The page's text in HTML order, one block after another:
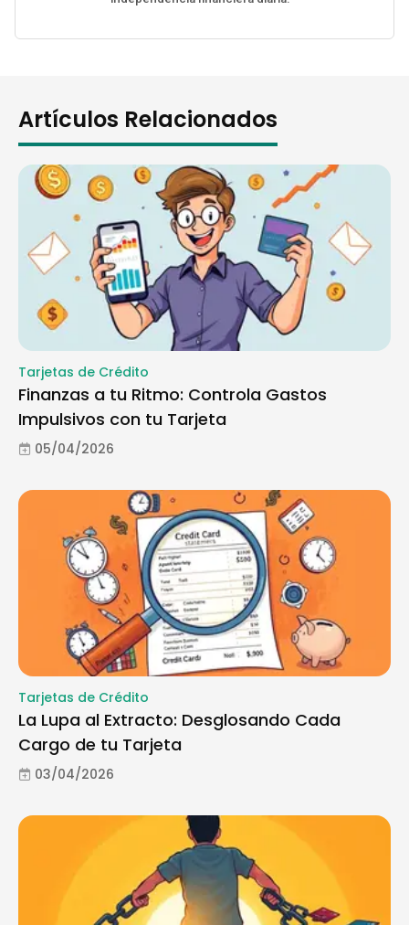
Artículos Relacionados
Tarjetas de Crédito
Finanzas a tu Ritmo: Controla Gastos
Impulsivos con tu Tarjeta
05/04/2026
Tarjetas de Crédito
La Lupa al Extracto: Desglosando Cada
Cargo de tu Tarjeta
03/04/2026